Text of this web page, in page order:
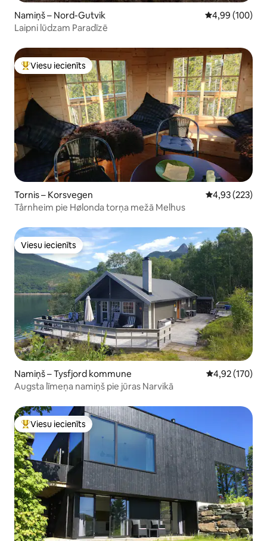
Namiņš – Nord-Gutvik Vidējais
4,99 (100)
Laipni lūdzam Paradīzē
Populārs viesu iecienīts mājoklis
Viesu iecienīts
Tornis – Korsvegen Vidējais
4,93 (223)
Tårnheim pie Hølonda torņa mežā Melhus
Viesu iecienīts
Viesu iecienīts
Namiņš – Tysfjord kommune Vidējais
4,92 (170)
Augsta līmeņa namiņš pie jūras Narvikā
Populārs viesu iecienīts mājoklis
Viesu iecienīts